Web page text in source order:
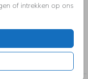
of intrekken op ons
jubileum,
BBQ of verjaardag.